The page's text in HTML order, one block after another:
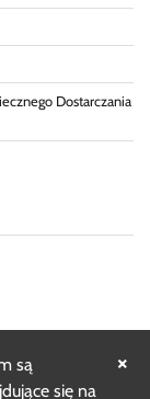
×
są
się na
Dostarczania